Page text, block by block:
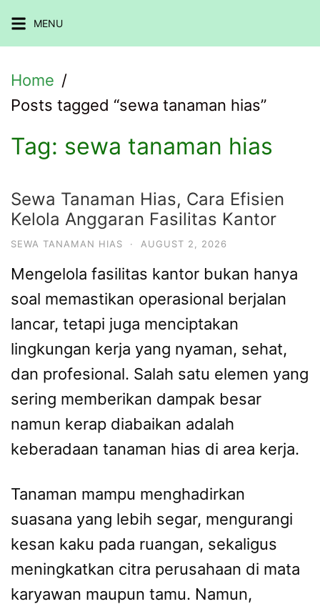
to
MENU
Home
Posts tagged “sewa tanaman hias”
Tag: sewa tanaman hias
Sewa Tanaman Hias, Cara Efisien
Kelola Anggaran Fasilitas Kantor
SEWA TANAMAN HIAS · AUGUST 2, 2026
Mengelola fasilitas kantor bukan hanya
soal memastikan operasional berjalan
lancar, tetapi juga menciptakan
lingkungan kerja yang nyaman, sehat,
dan profesional. Salah satu elemen yang
sering memberikan dampak besar
namun kerap diabaikan adalah
keberadaan tanaman hias di area kerja.
Tanaman mampu menghadirkan
suasana yang lebih segar, mengurangi
kesan kaku pada ruangan, sekaligus
meningkatkan citra perusahaan di mata
karyawan maupun tamu. Namun,